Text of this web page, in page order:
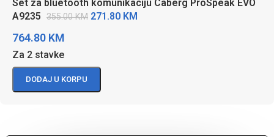
Set za bluetooth komunikaciju Caberg ProSpeak EVO
A9235 355.00KM 271.80 KM
764.80 KM
Za 2 stavke
DODAJ U KORPU